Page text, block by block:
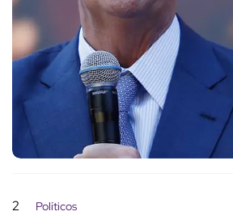
2 Políticos